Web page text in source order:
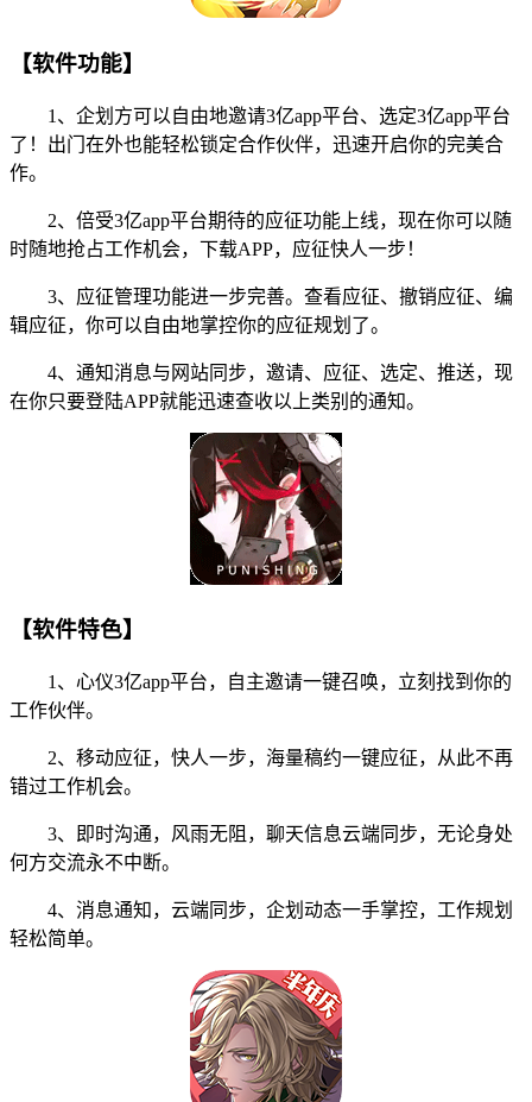
【软件功能】
1、企划方可以自由地邀请3亿app平台、选定3亿app平台
了！出门在外也能轻松锁定合作伙伴，迅速开启你的完美合
作。
2、倍受3亿app平台期待的应征功能上线，现在你可以随
时随地抢占工作机会，下载APP，应征快人一步！
3、应征管理功能进一步完善。查看应征、撤销应征、编
辑应征，你可以自由地掌控你的应征规划了。
4、通知消息与网站同步，邀请、应征、选定、推送，现
在你只要登陆APP就能迅速查收以上类别的通知。
【软件特色】
1、心仪3亿app平台，自主邀请一键召唤，立刻找到你的
工作伙伴。
2、移动应征，快人一步，海量稿约一键应征，从此不再
错过工作机会。
3、即时沟通，风雨无阻，聊天信息云端同步，无论身处
何方交流永不中断。
4、消息通知，云端同步，企划动态一手掌控，工作规划
轻松简单。